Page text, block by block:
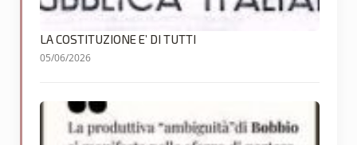
LA COSTITUZIONE E’ DI TUTTI
05/06/2026